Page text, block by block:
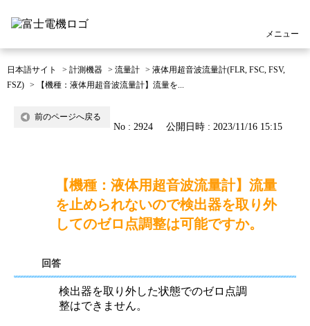
メニュー
日本語サイト > 計測機器 > 流量計 > 液体用超音波流量計(FLR, FSC, FSV,
FSZ) > 【機種：液体用超音波流量計】流量を...
前のページへ戻る
No : 2924 公開日時 : 2023/11/16 15:15
【機種：液体用超音波流量計】流量
を止められないので検出器を取り外
してのゼロ点調整は可能ですか。
回答
検出器を取り外した状態でのゼロ点調
整はできません。